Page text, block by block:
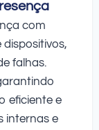
com
falhas.
eficiente e
internas e